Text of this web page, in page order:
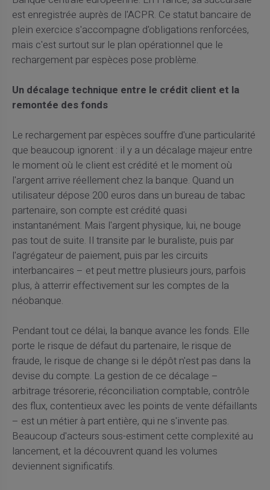
est enregistrée auprès de l'ACPR. Ce statut bancaire de
plein exercice s'accompagne d'obligations renforcées,
mais c'est surtout sur le plan opérationnel que le
rechargement par espèces pose problème.
Un décalage technique entre le crédit client et la
remontée des fonds
Le rechargement par espèces souffre d'une particularité
que beaucoup ignorent : il y a un décalage majeur entre
le moment où le client est crédité et le moment où
l'argent arrive réellement chez la banque. Quand un
utilisateur dépose 200 euros dans un bureau de tabac
partenaire, son compte est crédité quasi
instantanément. Mais l'argent physique, lui, ne bouge
pas tout de suite. Il transite par le buraliste, puis par
l'agrégateur de paiement, puis par les circuits
interbancaires – et peut mettre plusieurs jours, parfois
plus, à atterrir effectivement sur les comptes de la
néobanque.
Pendant tout ce délai, la banque avance les fonds. Elle
porte le risque de défaut du partenaire, le risque de
fraude, le risque de change si le dépôt n'est pas dans la
devise du compte. La gestion de ce décalage –
arbitrage trésorerie, réconciliation comptable, contrôle
des flux, contentieux avec les points de vente défaillants
– est un métier à part entière, qui ne s'invente pas.
Beaucoup d'acteurs sous-estiment cette complexité au
lancement, et la découvrent quand les volumes
deviennent significatifs.